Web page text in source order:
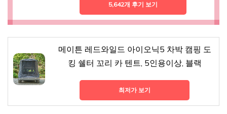
5,642개 후기 보기
메이튼 레드와일드 아이오닉5 차박 캠핑 도
킹 쉘터 꼬리 카 텐트, 5인용이상, 블랙
최저가 보기